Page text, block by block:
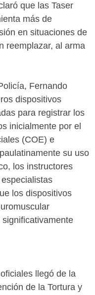
que las Taser
más de
en situaciones de
reemplazar, al arma
Fernando
dispositivos
para registrar los
inicialmente por el
(COE) e
su uso
los instructores
los dispositivos
llegó de la
de la Tortura y